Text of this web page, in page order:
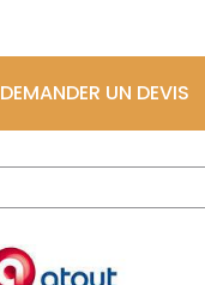
DEMANDER UN DEVIS